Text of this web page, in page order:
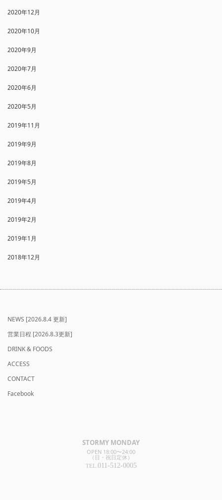
2020年12月
2020年10月
2020年9月
2020年7月
2020年6月
2020年5月
2019年11月
2019年9月
2019年8月
2019年5月
2019年4月
2019年2月
2019年1月
2018年12月
NEWS [2026.8.4 更新]
営業日程 [2026.8.3更新]
DRINK & FOODS
ACCESS
CONTACT
Facebook
STORMY MONDAY
OPEN 18:00〜24:00
（日・祝日定休）
TEL.011-512-0005